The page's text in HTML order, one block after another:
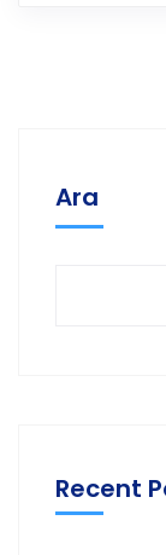
Ara
Recent